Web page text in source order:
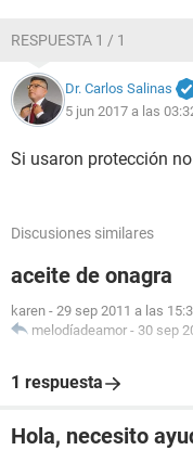
RESPUESTA 1 / 1
Dr. Carlos Salinas
5 jun 2017 a las
Si usaron protección
Discusiones similares
aceite de onagra
karen - 29 sep 2011 a las
melodíadeamor - 30 sep
1 respuesta
Hola, necesito